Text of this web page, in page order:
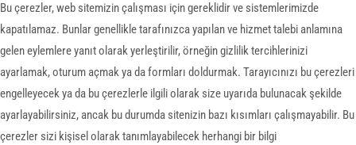
Bu çerezler, web sitemizin çalışması için gereklidir ve sistemlerimizde
kapatılamaz. Bunlar genellikle tarafınızca yapılan ve hizmet talebi anlamına
gelen eylemlere yanıt olarak yerleştirilir, örneğin gizlilik tercihlerinizi
ayarlamak, oturum açmak ya da formları doldurmak. Tarayıcınızı bu çerezleri
engelleyecek ya da bu çerezlerle ilgili olarak size uyarıda bulunacak şekilde
ayarlayabilirsiniz, ancak bu durumda sitenizin bazı kısımları çalışmayabilir. Bu
çerezler sizi kişisel olarak tanımlayabilecek herhangi bir bilgi